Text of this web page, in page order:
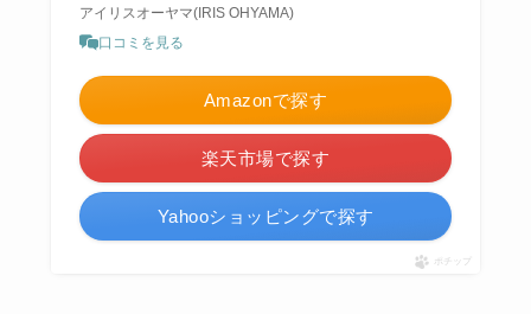
アイリスオーヤマ(IRIS OHYAMA)
口コミを見る
Amazonで探す
楽天市場で探す
Yahooショッピングで探す
ポチップ